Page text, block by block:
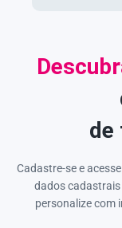
de
Cadastre-se e
dados
personalize com